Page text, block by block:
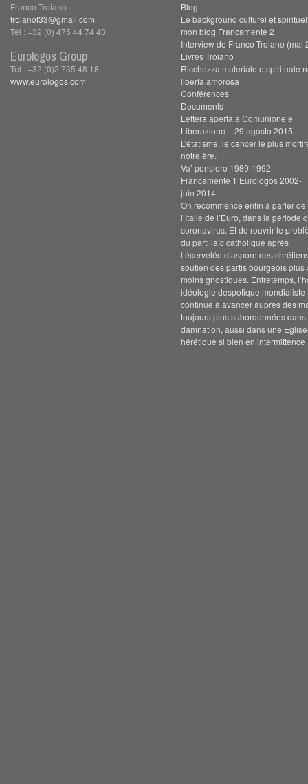
Franco Troiano
troianof33@gmail.com
Tel : +32 (0) 475 44 74 43
Eurologos Group
Tel : +32 (0)2 735 48 18
www.eurologos.com
Blog
Le background culturel et
mon blog Francamente 2
Interview de Franco Troiano (mai
Livres Troiano
Ricchezza materiale e spirituale
libertà amorosa
Conférences
Documents
Lettera aperta a Comunione e
Liberazione – 29 agosto 2015
L’étatisme, le cancer le plus
notre ère.
Va’ pensiero 1989-1992
Francamente 1 Eurologos 2002-
juin 2014
On recommence enfin à parler de
l’Italie de l’Euro, dans la période
coronavirus. Et de rouvrir le
du parti laïc catholique après
l’écervelée diaspore des
soutien des partis bourgeois plus
moins gnostiques. Entretemps,
idéologie despotique mondialiste
continue à avancer auprès des
toujours plus subordonnées dans
damnation, aussi dans une Eglise
hérétique si bien en intermittence